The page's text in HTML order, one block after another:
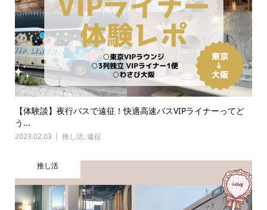
【体験談】夜行バスで遠征！快適高速バスVIPライナーってど
う...
2023.02.03 推し活, 遠征
推し活